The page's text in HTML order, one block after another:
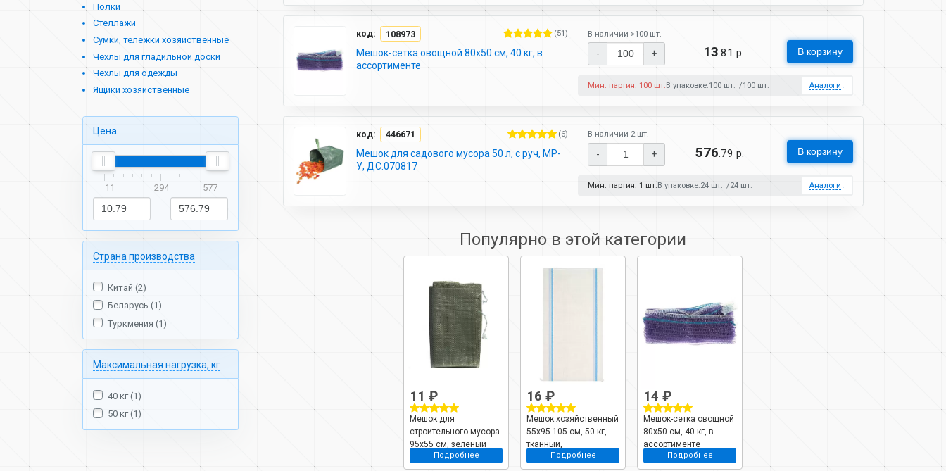
Полки
Стеллажи
Сумки, тележки хозяйственные
Чехлы для гладильной доски
Чехлы для одежды
Ящики хозяйственные
Цена
11 294 577
Страна производства
Китай (2)
Беларусь (1)
Туркмения (1)
Максимальная нагрузка, кг
40 кг (1)
50 кг (1)
код: 108973 (51)
Мешок-сетка овощной 80х50 см, 40 кг, в
ассортименте
В наличии >100 шт.
- + 13.81 р. В корзину
Мин. партия: 100 шт.В упаковке:100 шт. 100 шт. Аналоги↓
код: 446671 (6)
Мешок для садового мусора 50 л, с руч, МР-
У, ДС.070817
В наличии 2 шт.
- + 576.79 р. В корзину
Мин. партия: 1 шт. В упаковке:24 шт. 24 шт. Аналоги↓
Популярно в этой категории
11 ₽
Мешок для
строительного мусора
95х55 см, зеленый
Подробнее
16 ₽
Мешок хозяйственный
55х95-105 см, 50 кг,
тканный,
полипропилен
Подробнее
14 ₽
Мешок-сетка овощной
80х50 см, 40 кг, в
ассортименте
Подробнее